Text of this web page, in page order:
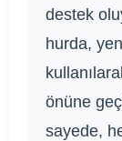
destek
hurda,
önüne
sayede,